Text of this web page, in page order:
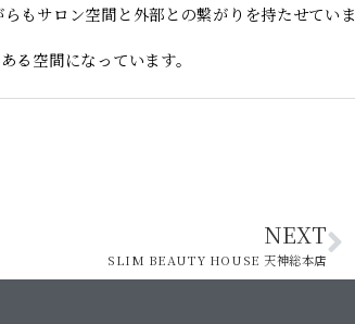
もサロン空間と外部との繋がりを持たせていま
る空間になっています。
NEXT
SLIM BEAUTY HOUSE 天神総本店